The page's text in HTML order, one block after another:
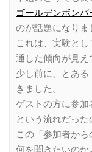
ゴールデンボン
のが話題になりま
これは、実験と
通した傾向が見え
少し前に、とあ
きました。
ゲストの方に参加
という流れだった
この「参加者から
何を聞きたいのか